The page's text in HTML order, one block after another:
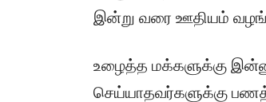
இன்று வரை ஊதியம்
உழைத்த மக்களுக்கு
செய்யாதவர்களுக்கு